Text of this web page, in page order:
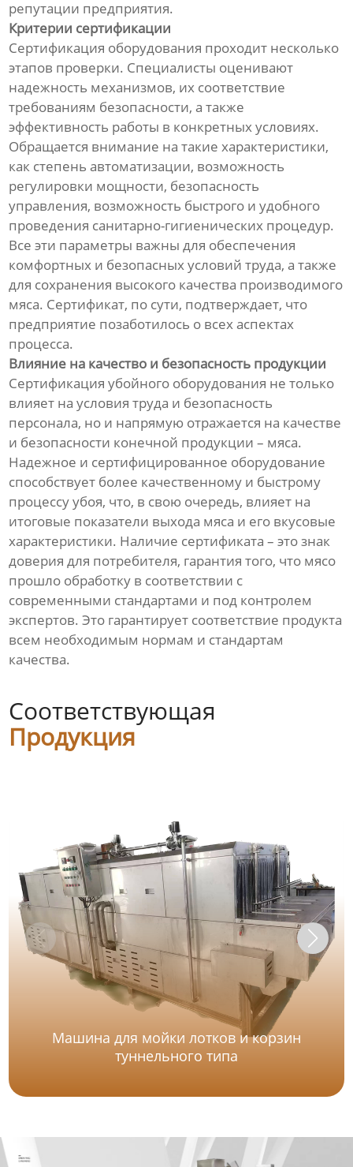
репутации предприятия.
Критерии сертификации
Сертификация оборудования проходит несколько
этапов проверки. Специалисты оценивают
надежность механизмов, их соответствие
требованиям безопасности, а также
эффективность работы в конкретных условиях.
Обращается внимание на такие характеристики,
как степень автоматизации, возможность
регулировки мощности, безопасность
управления, возможность быстрого и удобного
проведения санитарно-гигиенических процедур.
Все эти параметры важны для обеспечения
комфортных и безопасных условий труда, а также
для сохранения высокого качества производимого
мяса. Сертификат, по сути, подтверждает, что
предприятие позаботилось о всех аспектах
процесса.
Влияние на качество и безопасность продукции
Сертификация убойного оборудования не только
влияет на условия труда и безопасность
персонала, но и напрямую отражается на качестве
и безопасности конечной продукции – мяса.
Надежное и сертифицированное оборудование
способствует более качественному и быстрому
процессу убоя, что, в свою очередь, влияет на
итоговые показатели выхода мяса и его вкусовые
характеристики. Наличие сертификата – это знак
доверия для потребителя, гарантия того, что мясо
прошло обработку в соответствии с
современными стандартами и под контролем
экспертов. Это гарантирует соответствие продукта
всем необходимым нормам и стандартам
качества.
Соответствующая
Продукция
Машина для мойки лотков и корзин
туннельного типа